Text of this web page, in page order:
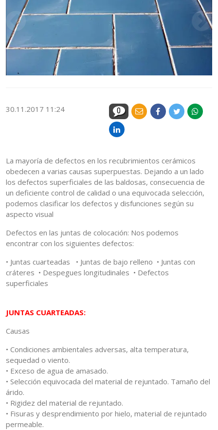
30.11.2017 11:24 0
La mayoría de defectos en los recubrimientos cerámicos
obedecen a varias causas superpuestas. Dejando a un lado
los defectos superficiales de las baldosas, consecuencia de
un deficiente control de calidad o una equivocada selección,
podemos clasificar los defectos y disfunciones según su
aspecto visual
Defectos en las juntas de colocación: Nos podemos
encontrar con los siguientes defectos:
• Juntas cuarteadas • Juntas de bajo relleno • Juntas con
cráteres • Despegues longitudinales • Defectos
superficiales
JUNTAS CUARTEADAS:
Causas
• Condiciones ambientales adversas, alta temperatura,
sequedad o viento.
• Exceso de agua de amasado.
• Selección equivocada del material de rejuntado. Tamaño del
árido.
• Rigidez del material de rejuntado.
• Fisuras y desprendimiento por hielo, material de rejuntado
permeable.